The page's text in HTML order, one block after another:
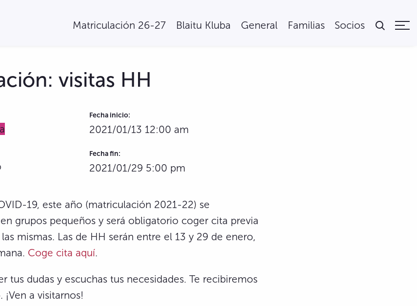
Matriculación 26-27 Blaitu Kluba General Familias Socios
visitas HH
Fecha inicio:
2021/01/13 12:00 am
Fecha fin:
2021/01/29 5:00 pm
19, este año (matriculación 2021-22) se
grupos pequeños y será obligatorio coger cita previa
mismas. Las de HH serán entre el 13 y 29 de enero,
Coge cita aquí.
tus dudas y escuchas tus necesidades. Te recibiremos
a visitarnos!